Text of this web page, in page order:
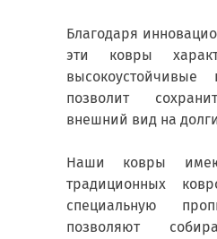
Благодаря
эти ковры
позволит
внешний вид на
Наши ковры
традиционных
специальную
позволяют